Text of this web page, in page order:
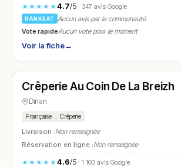
★★★★★4.7/5· 347 avis Google
RANKEAT
Aucun avis par la communauté
Vote rapideAucun vote pour le moment
Voir la fiche→
N° 5
Crêperie Au Coin De La Breizh
Dinan
Française Crêperie
Livraison :Non renseignée
Réservation en ligne :Non renseignée
★★★★★4.6/5· 1 103 avis Google